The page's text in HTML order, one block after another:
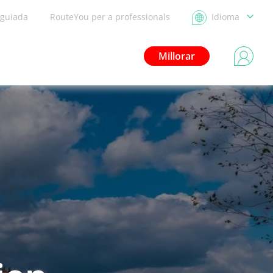
RouteYou per a professionals Idioma
Millorar